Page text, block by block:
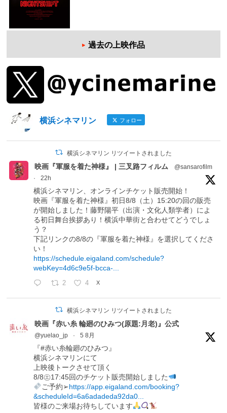
過去の上映作品
横浜シネマリン フォロー
横浜シネマリン リツイートされました
映画『軍服を着た神様』 | 三叉路フィルム
@sansarofilm
·
22h
横浜シネマリン、オンラインチケット販売開始！
映画『軍服を着た神様』初日8/8（土）15:20の回の販売
が開始しました！藤野陽平（出演・文化人類学者）によ
る初日舞台挨拶あり！横浜中華街と合わせてどうでしょ
う？
下記リンクの8/8の『軍服を着た神様』を選択してくださ
い！
https://schedule.eigaland.com/schedule?
webKey=4d6c9e5f-bcca-...
2 4 X
横浜シネマリン リツイートされました
映画『赤い糸 輪廻のひみつ(原題:月老)』公式
@yuelao_jp · 5 8月
『#赤い糸輪廻のひみつ』
横浜シネマリンにて
上映後トークさせて頂く
8/8㊏17:45回のチケット販売開始しました
ご予約➢https://app.eigaland.com/booking?
&scheduleId=6a6adadeda92da0...
皆様のご来場お待ちしています